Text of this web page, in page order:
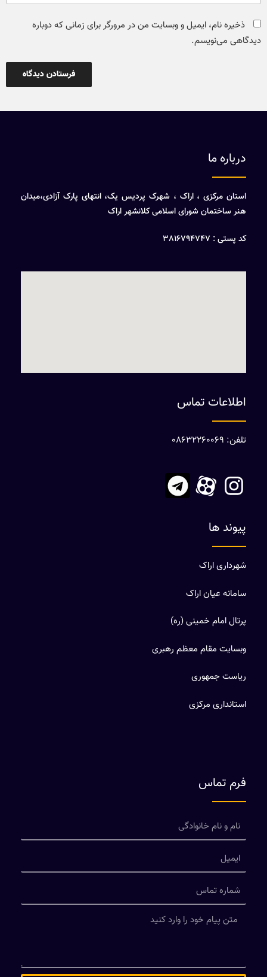
ذخیره نام، ایمیل و وبسایت من در مرورگر برای زمانی که دوباره
دیدگاهی می‌نویسم.
درباره ما
استان مرکزی ، اراک ، شهرک پردیس یک، انتهای پارک آزادی،میدان
هنر ساختمان شورای اسلامی کلانشهر اراک
کد پستی : 3816794747
اطلاعات تماس
تلفن: 08632260069
پیوند ها
شهرداری اراک
سامانه عیان اراک
پرتال امام خمینی (ره)
وبسایت مقام معظم رهبری
ریاست جمهوری
استانداری مرکزی
فرم تماس